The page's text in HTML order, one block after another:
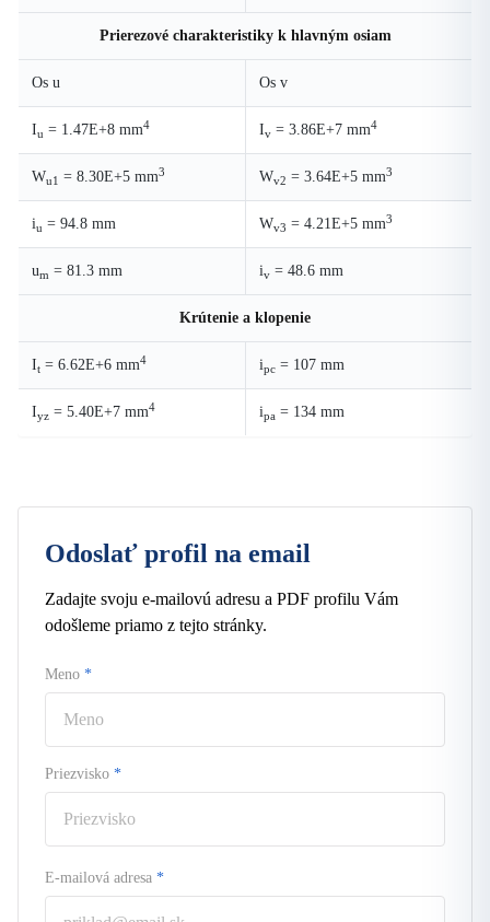
Prierezové charakteristiky k hlavným osiam
Os u Os v
Iu = 1.47E+8 mm4 Iv = 3.86E+7 mm4
Wu1 = 8.30E+5 mm3 Wv2 = 3.64E+5 mm3
iu = 94.8 mm Wv3 = 4.21E+5 mm3
um = 81.3 mm iv = 48.6 mm
Krútenie a klopenie
It = 6.62E+6 mm4 ipc = 107 mm
Iyz = 5.40E+7 mm4 ipa = 134 mm
Odoslať profil na email
Zadajte svoju e-mailovú adresu a PDF profilu Vám
odošleme priamo z tejto stránky.
Meno *
Priezvisko *
E-mailová adresa *